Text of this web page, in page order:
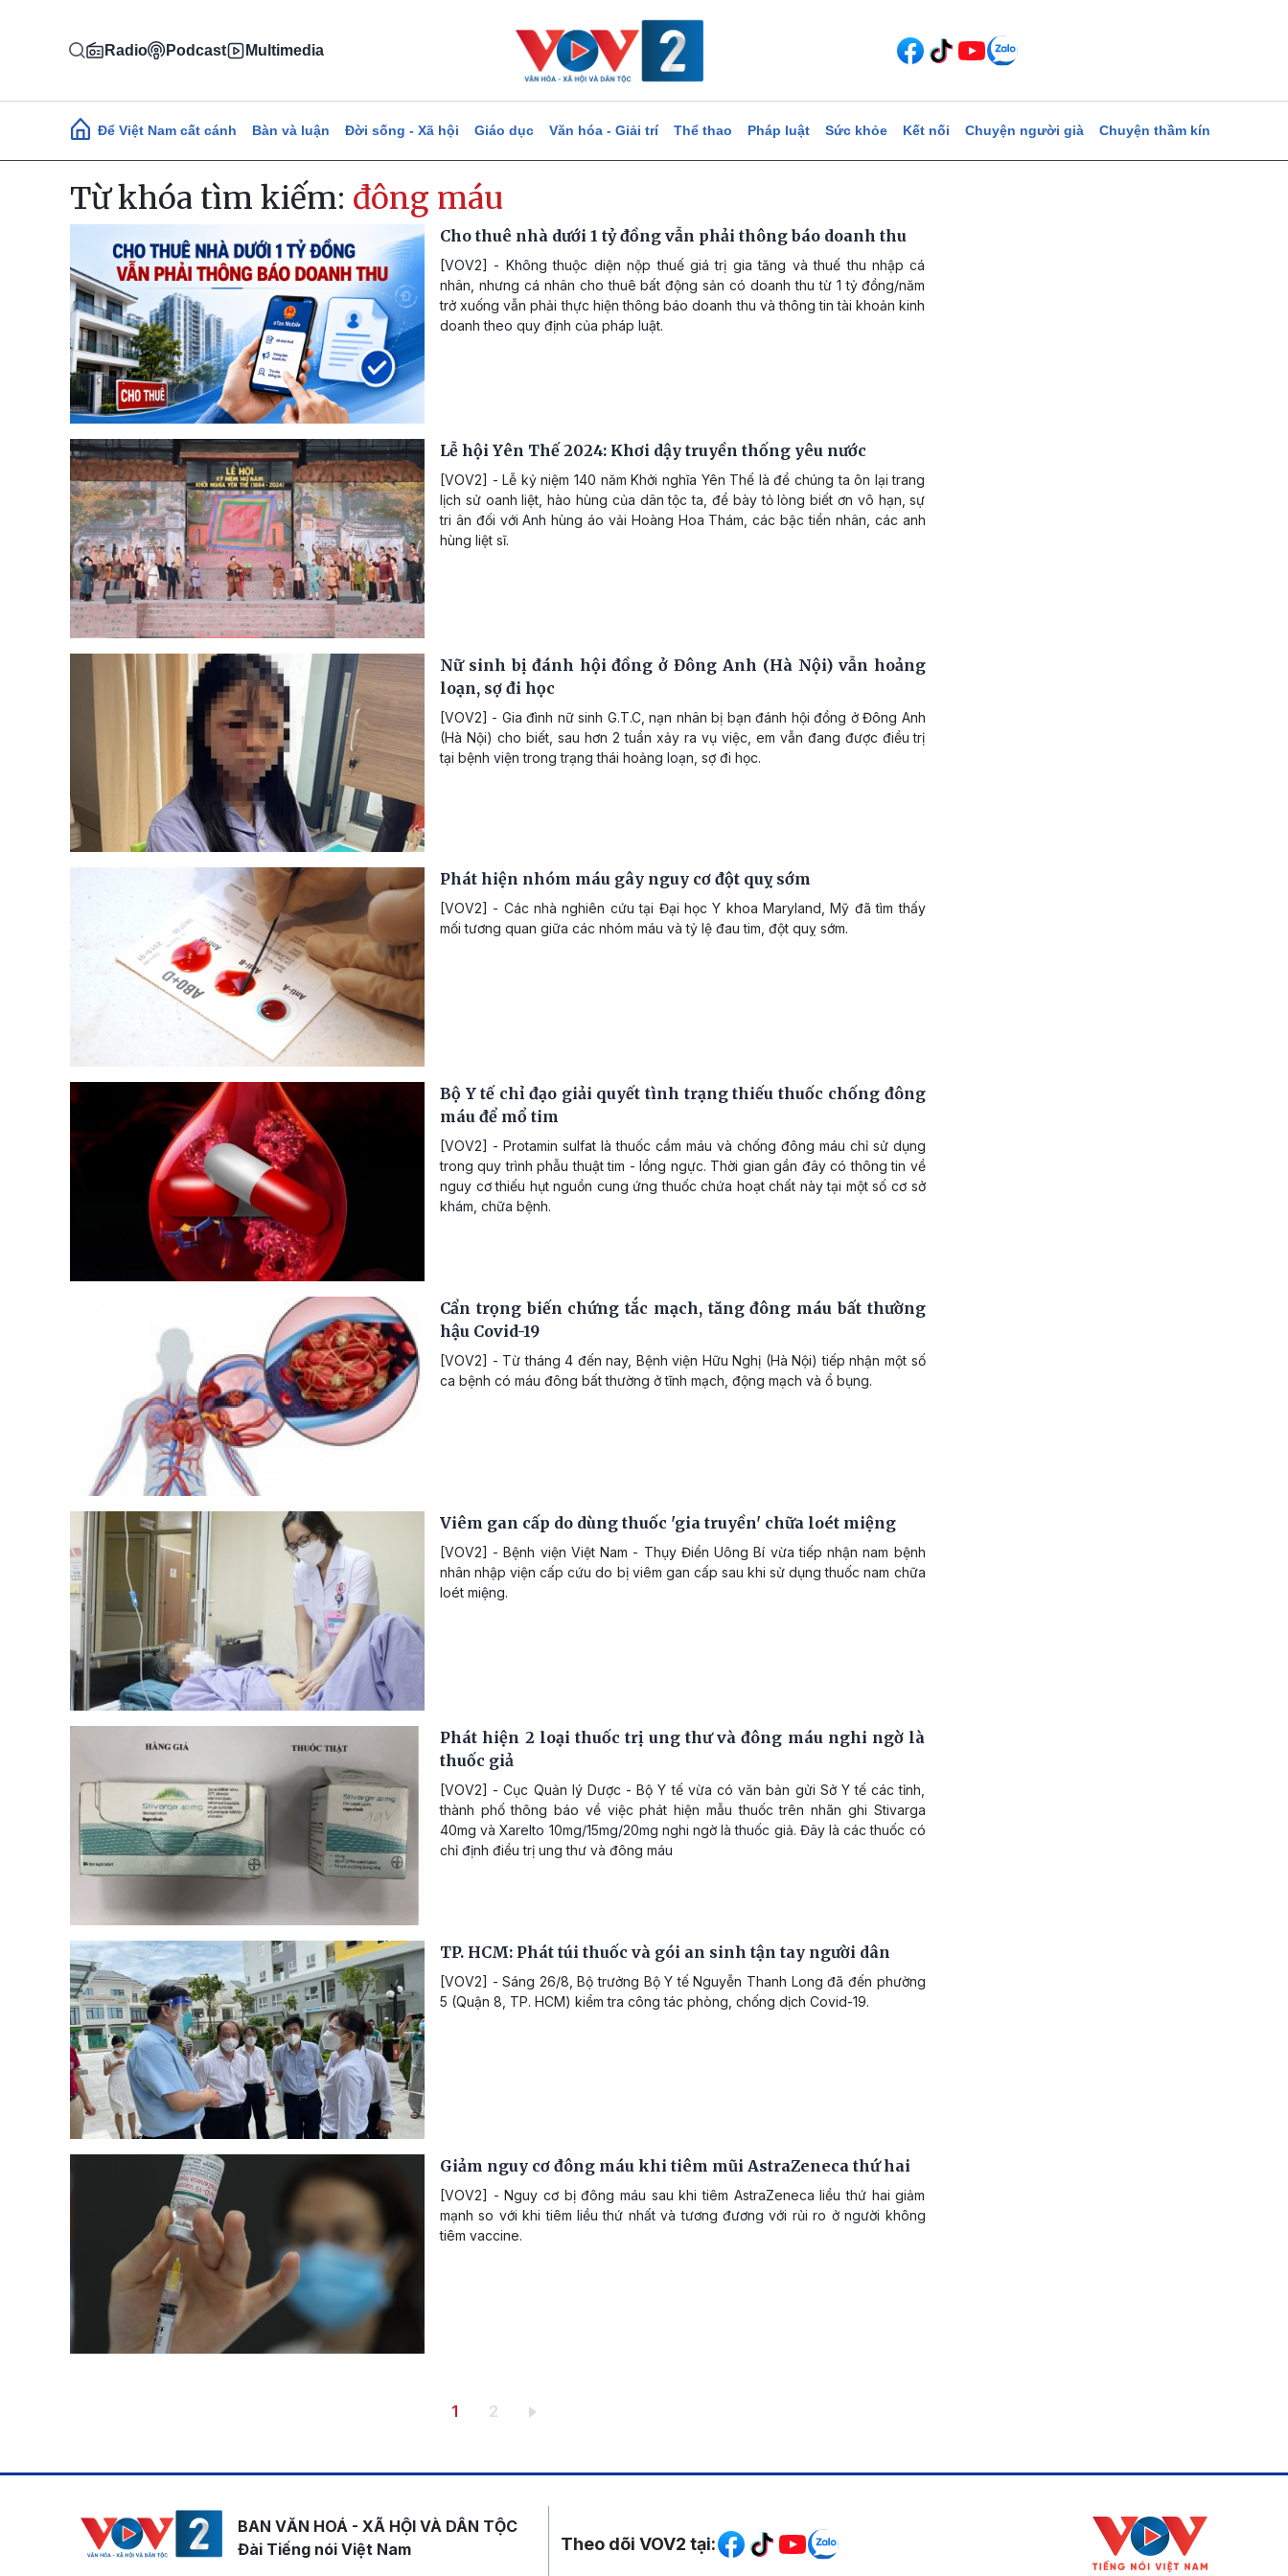
Radio Podcast Multimedia
Main navigation
Để Việt Nam cất cánh Bàn và luận Đời sống - Xã hội Giáo dục Văn hóa - Giải trí Thể thao Pháp luật Sức khỏe Kết nối Chuyện người già Chuyện thầm kín
Từ khóa tìm kiếm: đông máu
Cho thuê nhà dưới 1 tỷ đồng vẫn phải thông báo doanh thu
[VOV2] - Không thuộc diện nộp thuế giá trị gia tăng và thuế thu nhập cá
nhân, nhưng cá nhân cho thuê bất động sản có doanh thu từ 1 tỷ đồng/năm
trở xuống vẫn phải thực hiện thông báo doanh thu và thông tin tài khoản kinh
doanh theo quy định của pháp luật.
Lễ hội Yên Thế 2024: Khơi dậy truyền thống yêu nước
[VOV2] - Lễ kỷ niệm 140 năm Khởi nghĩa Yên Thế là để chúng ta ôn lại trang
lịch sử oanh liệt, hào hùng của dân tộc ta, để bày tỏ lòng biết ơn vô hạn, sự
tri ân đối với Anh hùng áo vải Hoàng Hoa Thám, các bậc tiền nhân, các anh
hùng liệt sĩ.
Nữ sinh bị đánh hội đồng ở Đông Anh (Hà Nội) vẫn hoảng
loạn, sợ đi học
[VOV2] - Gia đình nữ sinh G.T.C, nạn nhân bị bạn đánh hội đồng ở Đông Anh
(Hà Nội) cho biết, sau hơn 2 tuần xảy ra vụ việc, em vẫn đang được điều trị
tại bệnh viện trong trạng thái hoảng loạn, sợ đi học.
Phát hiện nhóm máu gây nguy cơ đột quỵ sớm
[VOV2] - Các nhà nghiên cứu tại Đại học Y khoa Maryland, Mỹ đã tìm thấy
mối tương quan giữa các nhóm máu và tỷ lệ đau tim, đột quỵ sớm.
Bộ Y tế chỉ đạo giải quyết tình trạng thiếu thuốc chống đông
máu để mổ tim
[VOV2] - Protamin sulfat là thuốc cầm máu và chống đông máu chỉ sử dụng
trong quy trình phẫu thuật tim - lồng ngực. Thời gian gần đây có thông tin về
nguy cơ thiếu hụt nguồn cung ứng thuốc chứa hoạt chất này tại một số cơ sở
khám, chữa bệnh.
Cẩn trọng biến chứng tắc mạch, tăng đông máu bất thường
hậu Covid-19
[VOV2] - Từ tháng 4 đến nay, Bệnh viện Hữu Nghị (Hà Nội) tiếp nhận một số
ca bệnh có máu đông bất thường ở tĩnh mạch, động mạch và ổ bụng.
Viêm gan cấp do dùng thuốc 'gia truyền' chữa loét miệng
[VOV2] - Bệnh viện Việt Nam - Thụy Điển Uông Bí vừa tiếp nhận nam bệnh
nhân nhập viện cấp cứu do bị viêm gan cấp sau khi sử dụng thuốc nam chữa
loét miệng.
Phát hiện 2 loại thuốc trị ung thư và đông máu nghi ngờ là
thuốc giả
[VOV2] - Cục Quản lý Dược - Bộ Y tế vừa có văn bản gửi Sở Y tế các tỉnh,
thành phố thông báo về việc phát hiện mẫu thuốc trên nhãn ghi Stivarga
40mg và Xarelto 10mg/15mg/20mg nghi ngờ là thuốc giả. Đây là các thuốc có
chỉ định điều trị ung thư và đông máu
TP. HCM: Phát túi thuốc và gói an sinh tận tay người dân
[VOV2] - Sáng 26/8, Bộ trưởng Bộ Y tế Nguyễn Thanh Long đã đến phường
5 (Quận 8, TP. HCM) kiểm tra công tác phòng, chống dịch Covid-19.
Giảm nguy cơ đông máu khi tiêm mũi AstraZeneca thứ hai
[VOV2] - Nguy cơ bị đông máu sau khi tiêm AstraZeneca liều thứ hai giảm
mạnh so với khi tiêm liều thứ nhất và tương đương với rủi ro ở người không
tiêm vaccine.
Trang hiện thời
1 Trang
2
BAN VĂN HOÁ - XÃ HỘI VÀ DÂN TỘC
Đài Tiếng nói Việt Nam
Mạng xã hội
Theo dõi VOV2 tại: